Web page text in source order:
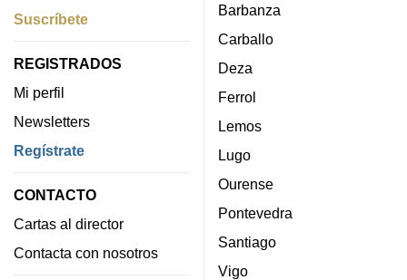
Suscríbete
REGISTRADOS
Mi perfil
Newsletters
Regístrate
CONTACTO
Cartas al director
Contacta con nosotros
Barbanza
Carballo
Deza
Ferrol
Lemos
Lugo
Ourense
Pontevedra
Santiago
Vigo